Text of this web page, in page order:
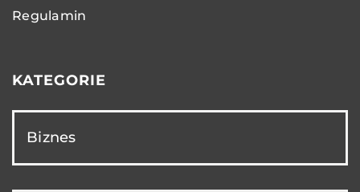
Regulamin
KATEGORIE
Biznes